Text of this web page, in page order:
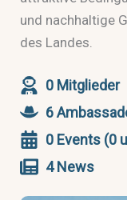
und nachhaltige
des Landes.
0 Mitglieder
6
0 Events (0
4 News